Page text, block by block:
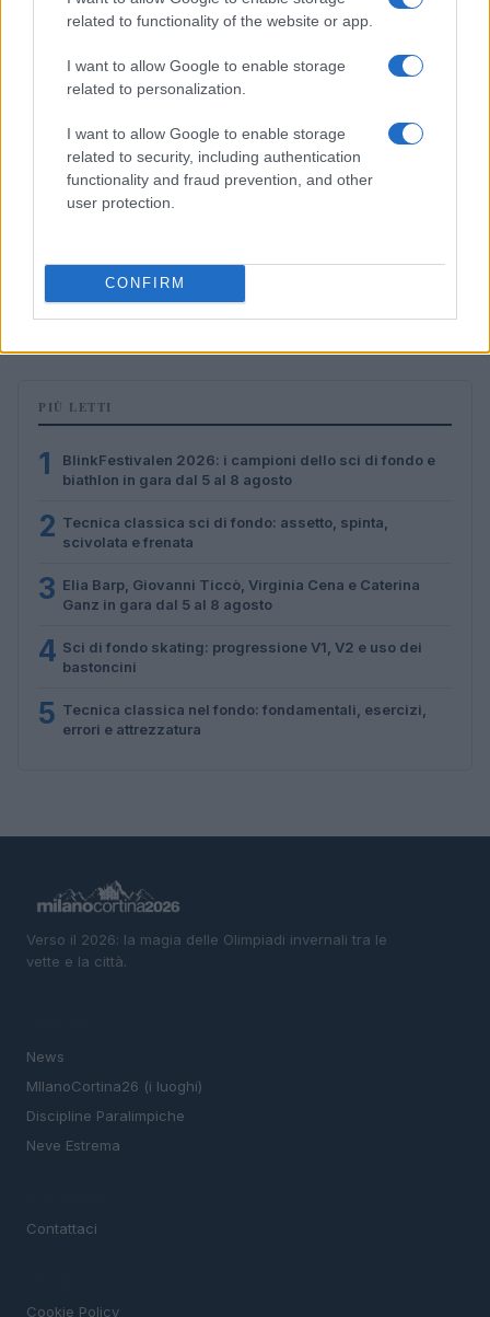
related to functionality of the website or app.
I want to allow Google to enable storage
related to personalization.
I want to allow Google to enable storage
related to security, including authentication
functionality and fraud prevention, and other
user protection.
CONFIRM
Elia Barp, Giovanni Ticcò, Virginia Cena e Caterina
Ganz in gara dal 5 al 8 agosto
Marco Tessari · 4 Ago 2026
PIÙ LETTI
1
BlinkFestivalen 2026: i campioni dello sci di fondo e
biathlon in gara dal 5 al 8 agosto
2 Tecnica classica sci di fondo: assetto, spinta,
scivolata e frenata
3 Elia Barp, Giovanni Ticcò, Virginia Cena e Caterina
Ganz in gara dal 5 al 8 agosto
4 Sci di fondo skating: progressione V1, V2 e uso dei
bastoncini
5 Tecnica classica nel fondo: fondamentali, esercizi,
errori e attrezzatura
Verso il 2026: la magia delle Olimpiadi invernali tra le
vette e la città.
News
MIlanoCortina26 (i luoghi)
Discipline Paralimpiche
Neve Estrema
Contattaci
Cookie Policy